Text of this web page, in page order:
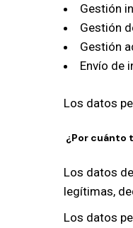
Gestión
Gestión
Gestión
Envío de
Los datos
¿Por cuánto
Los datos
legítimas,
Los datos